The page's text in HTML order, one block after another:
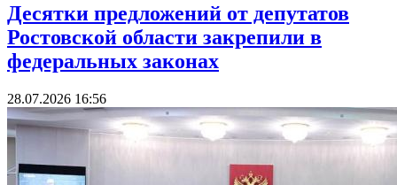
Десятки предложений от депутатов
Ростовской области закрепили в
федеральных законах
28.07.2026 16:56